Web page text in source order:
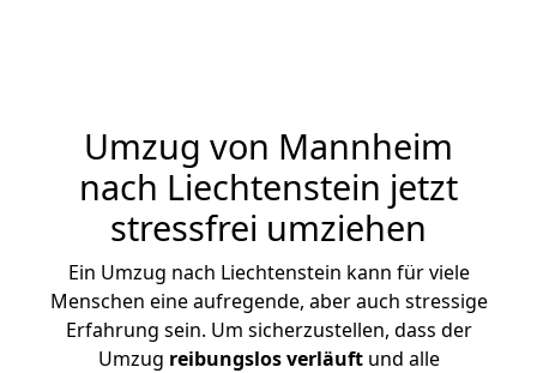
Umzug von Mannheim
nach Liechtenstein jetzt
stressfrei umziehen
Ein Umzug nach Liechtenstein kann für viele
Menschen eine aufregende, aber auch stressige
Erfahrung sein. Um sicherzustellen, dass der
Umzug reibungslos verläuftund alle